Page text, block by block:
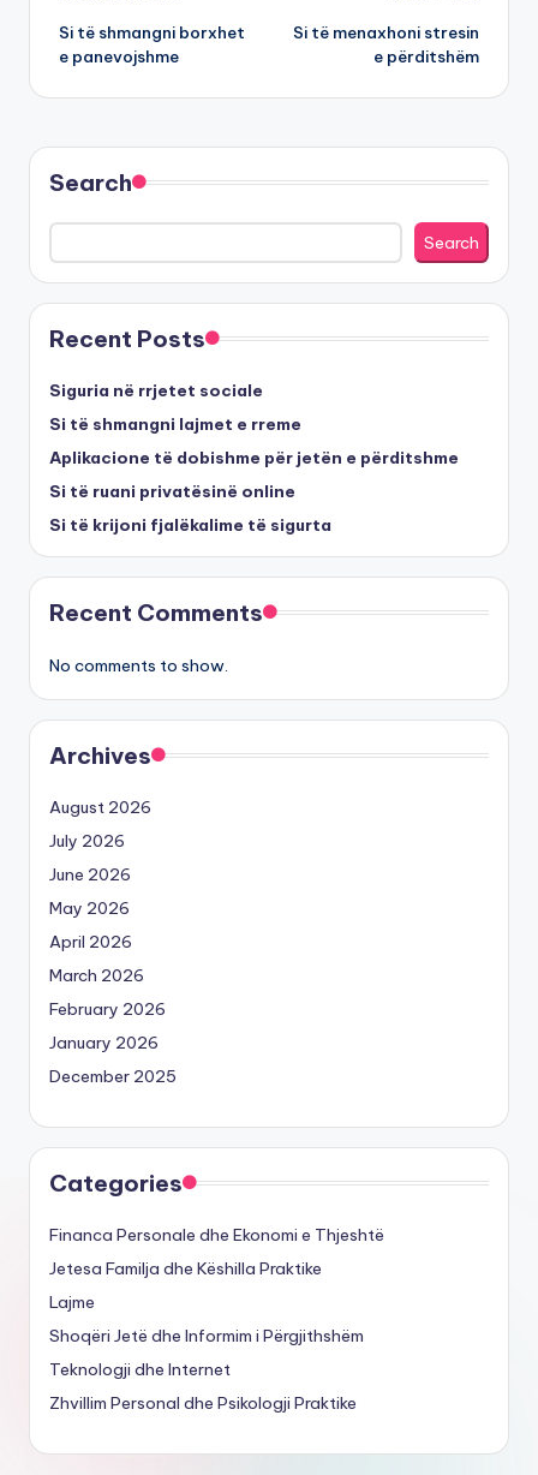
navigation
Si të shmangni borxhet
e panevojshme
Si të menaxhoni stresin
e përditshëm
Search
Search
Recent Posts
Siguria në rrjetet sociale
Si të shmangni lajmet e rreme
Aplikacione të dobishme për jetën e përditshme
Si të ruani privatësinë online
Si të krijoni fjalëkalime të sigurta
Recent Comments
No comments to show.
Archives
August 2026
July 2026
June 2026
May 2026
April 2026
March 2026
February 2026
January 2026
December 2025
Categories
Financa Personale dhe Ekonomi e Thjeshtë
Jetesa Familja dhe Këshilla Praktike
Lajme
Shoqëri Jetë dhe Informim i Përgjithshëm
Teknologji dhe Internet
Zhvillim Personal dhe Psikologji Praktike